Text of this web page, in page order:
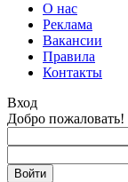
О нас
Реклама
Вакансии
Правила
Контакты
Вход
Добро